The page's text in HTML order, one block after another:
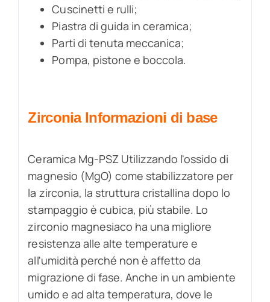
Cuscinetti e rulli;
Piastra di guida in ceramica;
Parti di tenuta meccanica;
Pompa, pistone e boccola.
ZirconiaInformazioni di base
Ceramica Mg-PSZ Utilizzando l'ossido di
magnesio (MgO) come stabilizzatore per
la zirconia, la struttura cristallina dopo lo
stampaggio è cubica, più stabile. Lo
zirconio magnesiaco ha una migliore
resistenza alle alte temperature e
all'umidità perché non è affetto da
migrazione di fase. Anche in un ambiente
umido e ad alta temperatura, dove le